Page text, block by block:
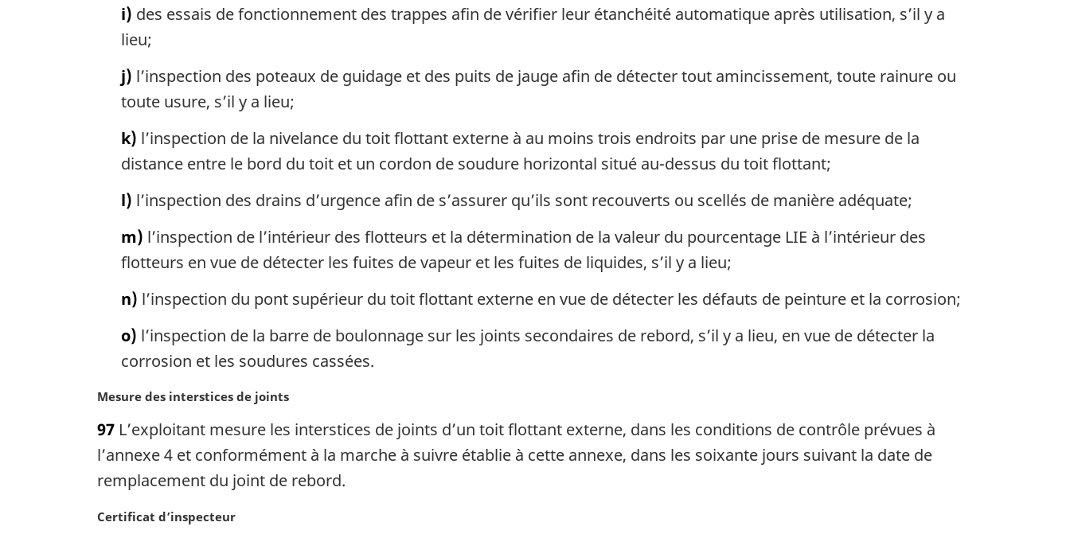
i) des essais de fonctionnement des trappes afin de vérifier leur étanchéité automatique après utilisation, s’il y a
lieu;
j) l’inspection des poteaux de guidage et des puits de jauge afin de détecter tout amincissement, toute rainure ou
toute usure, s’il y a lieu;
k) l’inspection de la nivelance du toit flottant externe à au moins trois endroits par une prise de mesure de la
distance entre le bord du toit et un cordon de soudure horizontal situé au-dessus du toit flottant;
l) l’inspection des drains d’urgence afin de s’assurer qu’ils sont recouverts ou scellés de manière adéquate;
m) l’inspection de l’intérieur des flotteurs et la détermination de la valeur du pourcentage LIE à l’intérieur des
flotteurs en vue de détecter les fuites de vapeur et les fuites de liquides, s’il y a lieu;
n) l’inspection du pont supérieur du toit flottant externe en vue de détecter les défauts de peinture et la corrosion;
o) l’inspection de la barre de boulonnage sur les joints secondaires de rebord, s’il y a lieu, en vue de détecter la
corrosion et les soudures cassées.
N
t
e
a
g
Mesure des interstices de joints
97 L’exploitant mesure les interstices de joints d’un toit flottant externe, dans les conditions de contrôle prévues à
l’annexe 4 et conformément à la marche à suivre établie à cette annexe, dans les soixante jours suivant la date de
remplacement du joint de rebord.
N
Certificat d’inspecteur